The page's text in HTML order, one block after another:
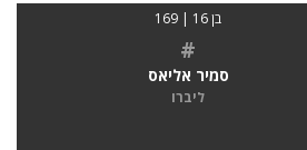
בן 16 | 169
#
סמיר אליאס
ליברו